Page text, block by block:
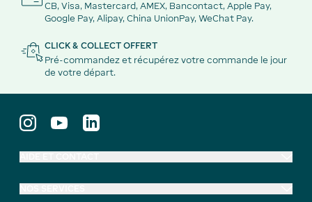
CB, Visa, Mastercard, AMEX, Bancontact, Apple Pay,
Google Pay, Alipay, China UnionPay, WeChat Pay.
CLICK & COLLECT OFFERT
Pré-commandez et récupérez votre commande le jour
de votre départ.